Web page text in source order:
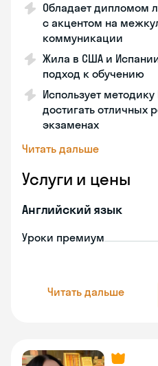
Обладает дипломом
с акцентом на
коммуникации
Жила в США и
подход к обучению
Использует методику
достигать отличных
экзаменах
Читать дальше
Услуги и цены
Английский язык
Уроки премиум
Читать дальше